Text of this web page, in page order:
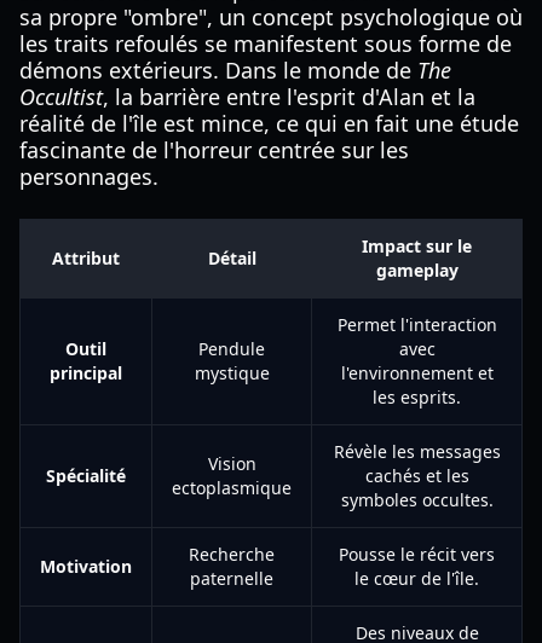
sa propre "ombre", un concept psychologique où
les traits refoulés se manifestent sous forme de
démons extérieurs. Dans le monde de The
Occultist, la barrière entre l'esprit d'Alan et la
réalité de l'île est mince, ce qui en fait une étude
fascinante de l'horreur centrée sur les
personnages.
Attribut Détail
Impact sur le
gameplay
Outil
principal
Pendule
mystique
Permet l'interaction
avec
l'environnement et
les esprits.
Spécialité
Vision
ectoplasmique
Révèle les messages
cachés et les
symboles occultes.
Motivation
Recherche
paternelle
Pousse le récit vers
le cœur de l'île.
Des niveaux de